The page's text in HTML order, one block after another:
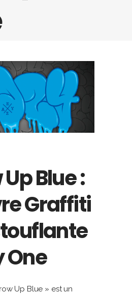
Blue :
Graffiti
One
Up Blue » est un